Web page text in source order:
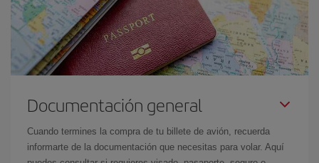
Documentación general
Cuando termines la compra de tu billete de avión, recuerda
informarte de la documentación que necesitas para volar. Aquí